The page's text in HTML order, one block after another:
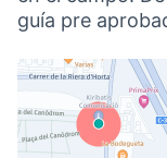
guía pre